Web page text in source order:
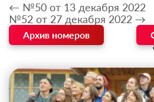
← №50 от 13 декабря 2022
№52 от 27 декабря 2022 →
Архив номеров